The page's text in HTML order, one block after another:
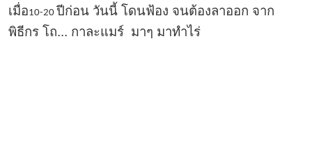
เมื่อ10-20 ปีก่อน วันนี้ โดนฟ้อง จนต้องลาออก จาก
พิธีกร โถ... กาละแมร์ มาๆ มาทำไร่